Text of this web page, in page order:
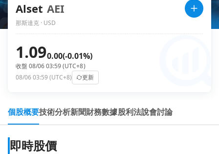
Alset AEI
那斯達克 · USD
1.090.00(-0.01%)
收盤 08/06 03:59 (UTC+8)
08/06 03:59 (UTC+8)
更新
個股概要技術分析新聞財務數據股利法說會討論
即時股價